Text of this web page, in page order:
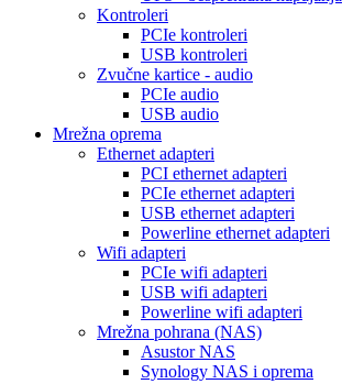
Kontroleri
PCIe kontroleri
USB kontroleri
Zvučne kartice - audio
PCIe audio
USB audio
Mrežna oprema
Ethernet adapteri
PCI ethernet adapteri
PCIe ethernet adapteri
USB ethernet adapteri
Powerline ethernet adapteri
Wifi adapteri
PCIe wifi adapteri
USB wifi adapteri
Powerline wifi adapteri
Mrežna pohrana (NAS)
Asustor NAS
Synology NAS i oprema